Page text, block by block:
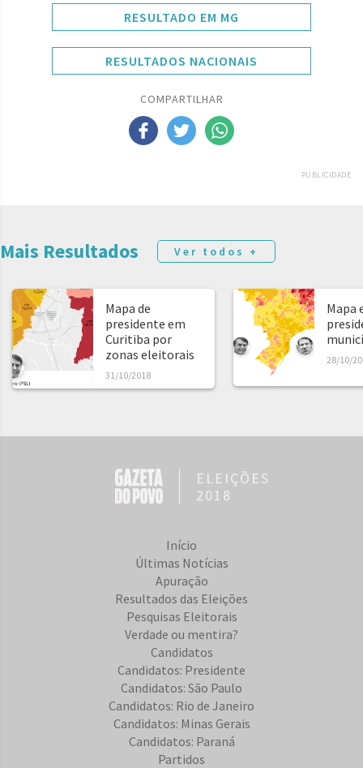
RESULTADO EM MG
RESULTADOS NACIONAIS
COMPARTILHAR
PUBLICIDADE
Mais Resultados Ver todos +
Mapa de
presidente em
Curitiba por
zonas eleitorais
31/10/2018
Mapa
28/10/
ELEIÇÕES
2018
Início
Últimas Notícias
Apuração
Resultados das Eleições
Pesquisas Eleitorais
Verdade ou mentira?
Candidatos
Candidatos: Presidente
Candidatos: São Paulo
Candidatos: Rio de Janeiro
Candidatos: Minas Gerais
Candidatos: Paraná
Partidos